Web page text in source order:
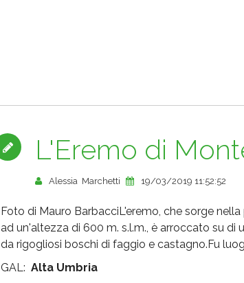
L'Eremo di
Alessia Marchetti 19/03/2019 11:52:52
Foto di Mauro BarbacciL'eremo, che sorge
ad un'altezza di 600 m. s.l.m., è arroccato su
da rigogliosi boschi di faggio e castagno.Fu
GAL: Alta Umbria